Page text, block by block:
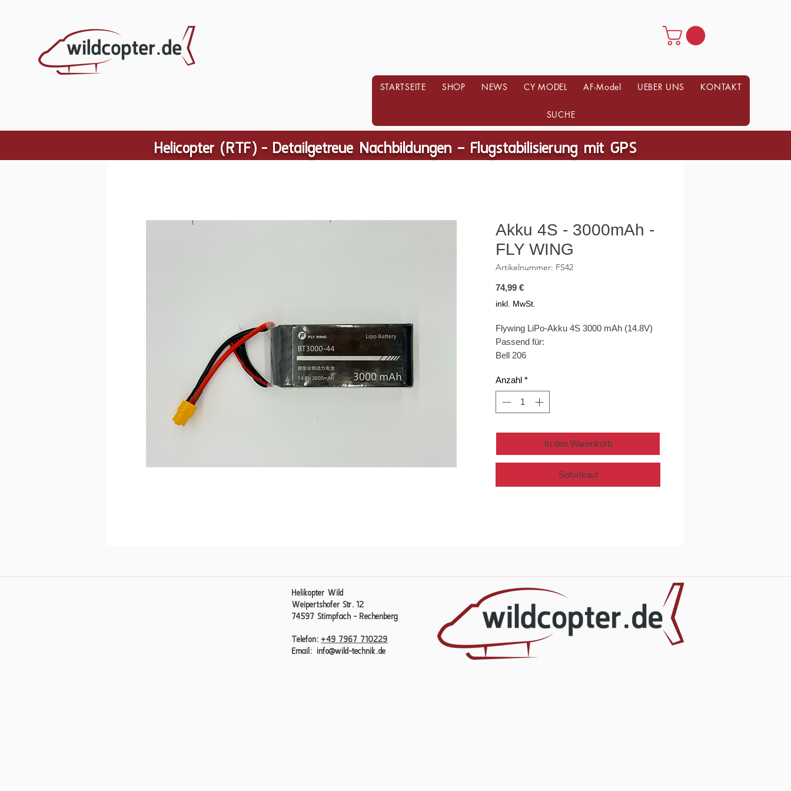
STARTSEITE SHOP NEWS CY MODEL AF-Model UEBER UNS KONTAKT
SUCHE
Akku 4S - 3000mAh -
FLY WING
Artikelnummer: FS42
74,99 €Preis
inkl. MwSt.
Flywing LiPo-Akku 4S 3000 mAh (14.8V)
Passend für:
Bell 206
UH1
Anzahl *
In den Warenkorb
Sofortkauf
Helicopter (RTF) - Detailgetreue Nachbildungen – Flugstabilisierung mit GPS
Helikopter Wild
Weipertshofer Str. 12
74597 Stimpfach - Rechenberg​​
Telefon: +49 7967 710229
Email: info@wild-technik.de